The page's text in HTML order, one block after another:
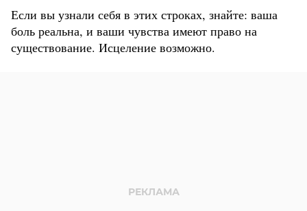
Если вы узнали себя в этих строках, знайте: ваша
боль реальна, и ваши чувства имеют право на
существование. Исцеление возможно.